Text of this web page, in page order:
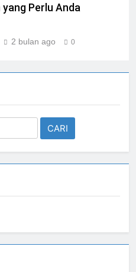
yang Perlu Anda
2 bulan ago 0